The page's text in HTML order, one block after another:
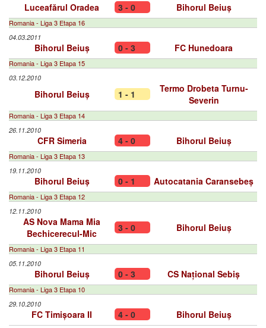
Luceafărul Oradea 3 - 0 Bihorul Beiuș
Romania - Liga 3 Etapa 16
04.03.2011
Bihorul Beiuș 0 - 3 FC Hunedoara
Romania - Liga 3 Etapa 15
03.12.2010
Bihorul Beiuș 1 - 1
Termo Drobeta Turnu-
Severin
Romania - Liga 3 Etapa 14
26.11.2010
CFR Simeria 4 - 0 Bihorul Beiuș
Romania - Liga 3 Etapa 13
19.11.2010
Bihorul Beiuș 0 - 1 Autocatania Caransebeș
Romania - Liga 3 Etapa 12
12.11.2010
AS Nova Mama Mia
Bechicerecul-Mic
3 - 0 Bihorul Beiuș
Romania - Liga 3 Etapa 11
05.11.2010
Bihorul Beiuș 0 - 3 CS Național Sebiș
Romania - Liga 3 Etapa 10
29.10.2010
FC Timișoara II 4 - 0 Bihorul Beiuș